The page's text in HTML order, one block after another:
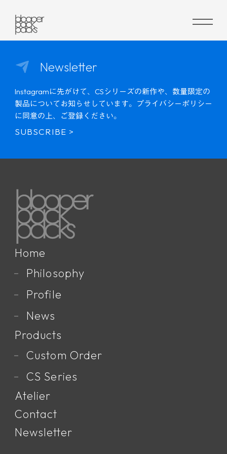
Newsletter
Instagramに先がけて、CSシリーズの新作や、数量限定の
製品についてお知らせしています。 プライバシーポリシー
に同意の上、ご登録ください。
SUBSCRIBE >
Home
Philosophy
Profile
News
Products
Custom Order
CS Series
Atelier
Contact
Newsletter